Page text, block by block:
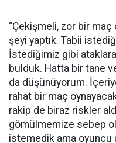
“Çekişmeli, zor bir
şeyi yaptık. Tabii
İstediğimiz gibi
bulduk. Hatta bir tane
da düşünüyorum.
rahat bir maç
rakip de biraz riskler
gömülmemize sebep
istemedik ama oyuncu